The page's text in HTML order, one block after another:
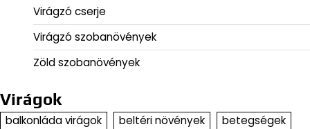
Virágzó cserje
Virágzó szobanövények
Zöld szobanövények
Virágok
balkonláda virágok beltéri növények
betegségek